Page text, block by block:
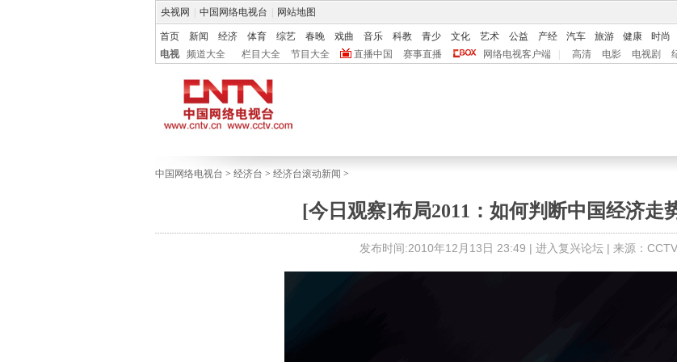
央视网 中国网络电视台 网站地图
首页 新闻 经济 体育 综艺 春晚 戏曲 音乐 科教 青少 文化 艺术 公益 产经 汽车 旅游 健康 时尚
电视
频道大全 栏目大全 节目大全 直播中国 赛事直播 网络电视客户端 高清 电影 电视剧
中国网络电视台 > 经济台 > 经济台滚动新闻 >
[今日观察]布局2011：如何判断中国经济走
发布时间:2010年12月13日 23:49 | 进入复兴论坛 | 来源：